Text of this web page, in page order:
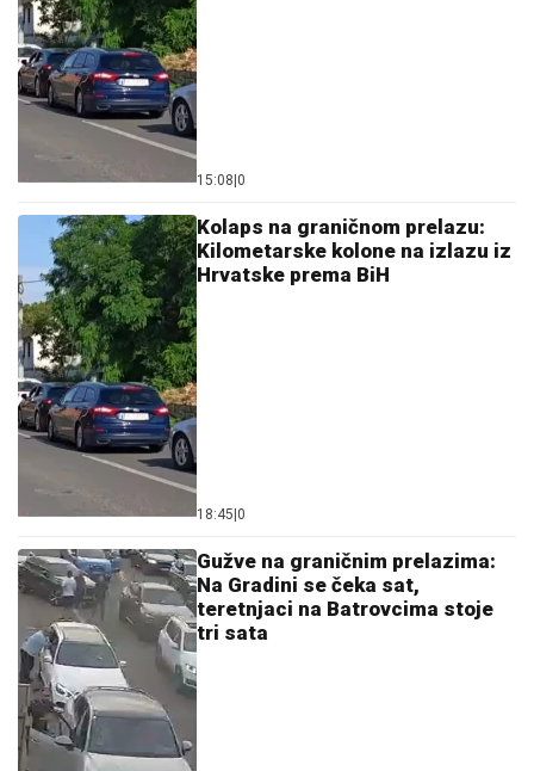
15:08 0
Kolaps na graničnom prelazu:
Kilometarske kolone na izlazu iz
Hrvatske prema BiH
18:45 0
Gužve na graničnim prelazima:
Na Gradini se čeka sat,
teretnjaci na Batrovcima stoje
tri sata